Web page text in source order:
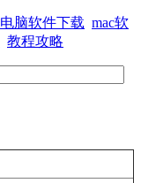
电脑软件下载 mac软
教程攻略